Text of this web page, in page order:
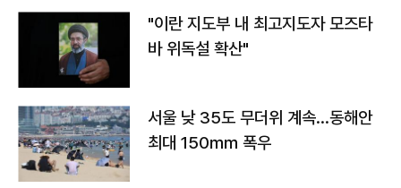
"이란 지도부 내 최고지도자 모즈타
바 위독설 확산"
서울 낮 35도 무더위 계속…동해안
최대 150㎜ 폭우